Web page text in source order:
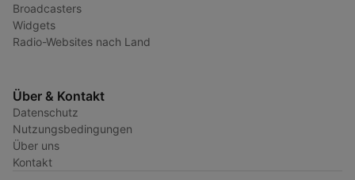
Broadcasters
Widgets
Radio-Websites nach Land
Über & Kontakt
Datenschutz
Nutzungsbedingungen
Über uns
Kontakt